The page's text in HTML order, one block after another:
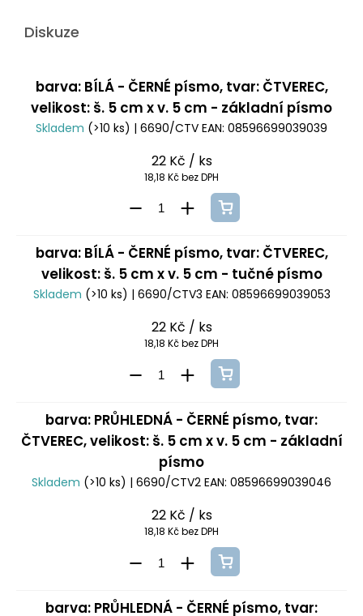
Diskuze
barva: BÍLÁ - ČERNÉ písmo, tvar: ČTVEREC,
velikost: š. 5 cm x v. 5 cm - základní písmo
Skladem (>10 ks) | 6690/CTV EAN: 08596699039039
22 Kč / ks
18,18 Kč bez DPH
barva: BÍLÁ - ČERNÉ písmo, tvar: ČTVEREC,
velikost: š. 5 cm x v. 5 cm - tučné písmo
Skladem (>10 ks) | 6690/CTV3 EAN: 08596699039053
22 Kč / ks
18,18 Kč bez DPH
barva: PRŮHLEDNÁ - ČERNÉ písmo, tvar:
ČTVEREC, velikost: š. 5 cm x v. 5 cm - základní
písmo
Skladem (>10 ks) | 6690/CTV2 EAN: 08596699039046
22 Kč / ks
18,18 Kč bez DPH
barva: PRŮHLEDNÁ - ČERNÉ písmo, tvar: